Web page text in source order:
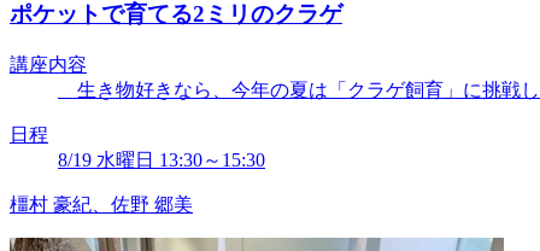
ポケットで育てる2ミリのクラゲ
講座内容
生き物好きなら、今年の夏は「クラゲ飼育」に挑戦
日程
8/19 水曜日 13:30～15:30
橿村 豪紀、佐野 郷美